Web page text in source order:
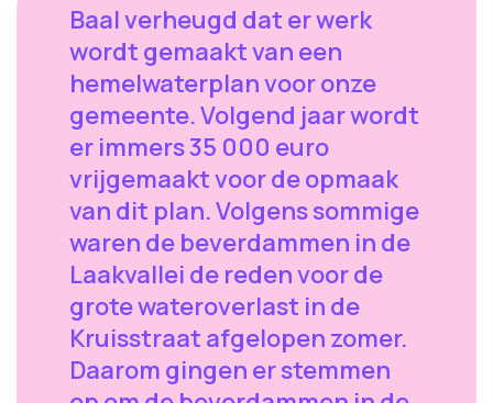
Baal verheugd dat er werk
wordt gemaakt van een
hemelwaterplan voor onze
gemeente. Volgend jaar wordt
er immers 35 000 euro
vrijgemaakt voor de opmaak
van dit plan. Volgens sommige
waren de beverdammen in de
Laakvallei de reden voor de
grote wateroverlast in de
Kruisstraat afgelopen zomer.
Daarom gingen er stemmen